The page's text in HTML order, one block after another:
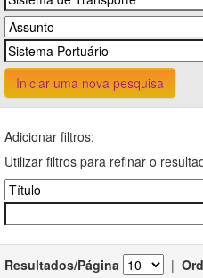
Iniciar uma nova pesquisa
Adicionar filtros:
Utilizar filtros para refinar o
Resultados/Página |